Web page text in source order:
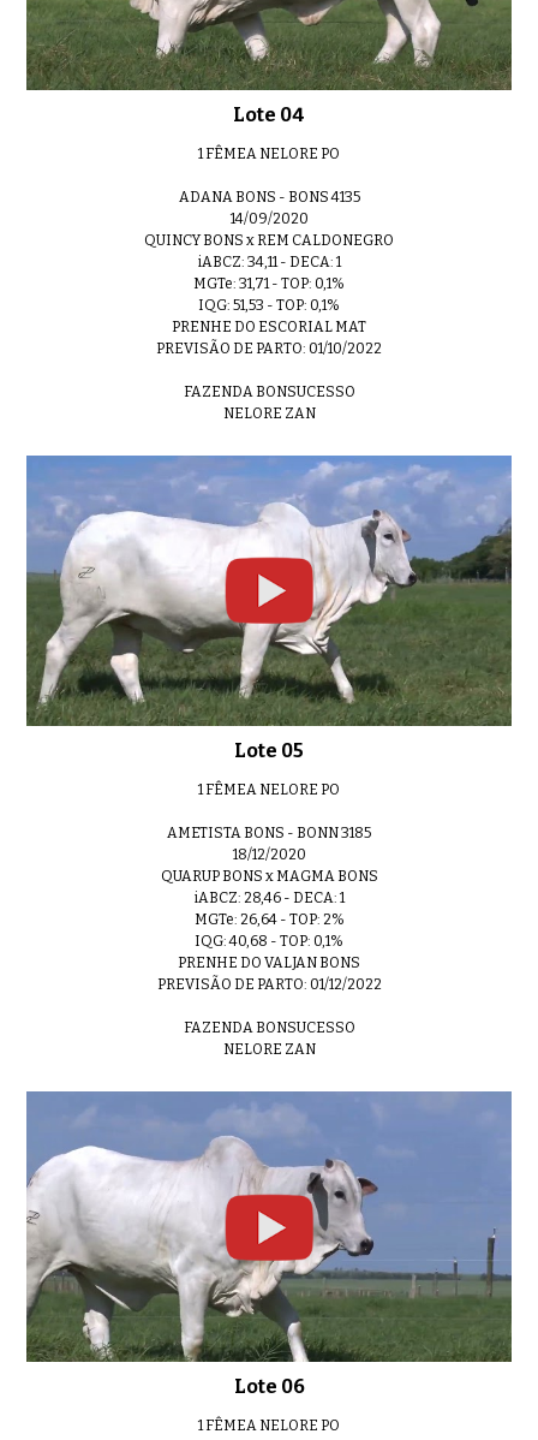
Lote 04
1 FÊMEA NELORE PO
ADANA BONS - BONS 4135
14/09/2020
QUINCY BONS x REM CALDONEGRO
iABCZ: 34,11 - DECA: 1
MGTe: 31,71 - TOP: 0,1%
IQG: 51,53 - TOP: 0,1%
PRENHE DO ESCORIAL MAT
PREVISÃO DE PARTO: 01/10/2022
FAZENDA BONSUCESSO
NELORE ZAN
Lote 05
1 FÊMEA NELORE PO
AMETISTA BONS - BONN 3185
18/12/2020
QUARUP BONS x MAGMA BONS
iABCZ: 28,46 - DECA: 1
MGTe: 26,64 - TOP: 2%
IQG: 40,68 - TOP: 0,1%
PRENHE DO VALJAN BONS
PREVISÃO DE PARTO: 01/12/2022
FAZENDA BONSUCESSO
NELORE ZAN
Lote 06
1 FÊMEA NELORE PO